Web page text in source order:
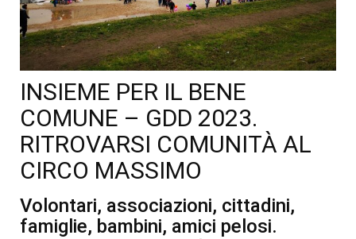
INSIEME PER IL BENE
COMUNE – GDD 2023.
RITROVARSI COMUNITÀ AL
CIRCO MASSIMO
Volontari, associazioni, cittadini,
famiglie, bambini, amici pelosi.